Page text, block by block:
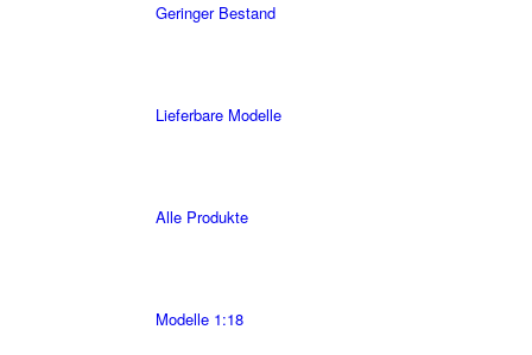
Geringer Bestand
Lieferbare Modelle
Alle Produkte
Modelle 1:18